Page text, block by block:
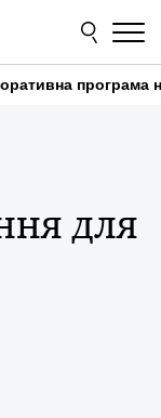
програма
для